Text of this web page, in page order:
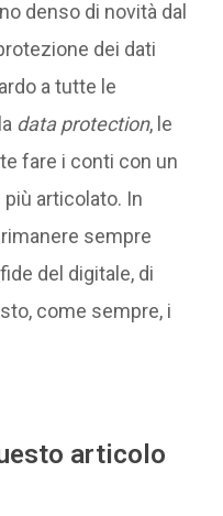
denso di novità dal
dei dati
a tutte le
data protection, le
fare i conti con un
articolato. In
sempre
del digitale, di
come sempre, i
articolo